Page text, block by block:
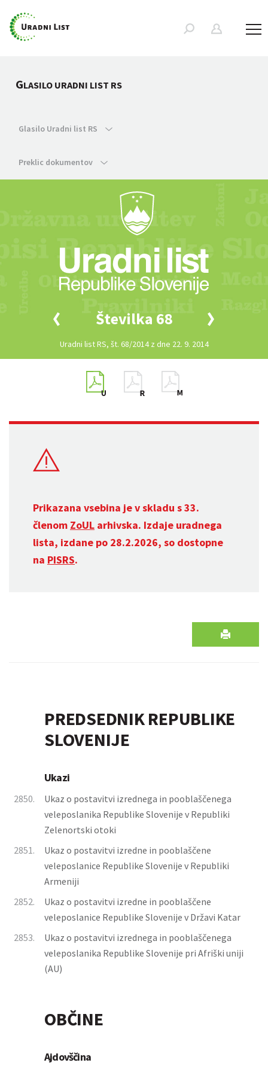
GLASILO URADNI LIST RS
Glasilo Uradni list RS
Preklic dokumentov
Številka 68
Uradni list RS, št. 68/2014 z dne 22. 9. 2014
Prikazana vsebina je v skladu s 33.
členom ZoUL arhivska. Izdaje uradnega
lista, izdane po 28.2.2026, so dostopne
na PISRS.
PREDSEDNIK REPUBLIKE
SLOVENIJE
Ukazi
2850.
Ukaz o postavitvi izrednega in pooblaščenega
veleposlanika Republike Slovenije v Republiki
Zelenortski otoki
2851.
Ukaz o postavitvi izredne in pooblaščene
veleposlanice Republike Slovenije v Republiki
Armeniji
2852.
Ukaz o postavitvi izredne in pooblaščene
veleposlanice Republike Slovenije v Državi Katar
2853.
Ukaz o postavitvi izrednega in pooblaščenega
veleposlanika Republike Slovenije pri Afriški uniji
(AU)
OBČINE
Ajdovščina